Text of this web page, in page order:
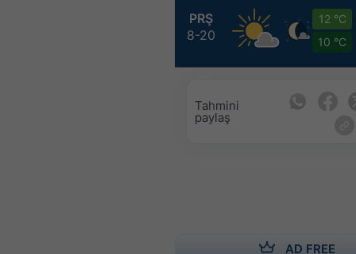
PRŞ
8-20
12 °C
10 °C
Tahmini
paylaş
AD FREE